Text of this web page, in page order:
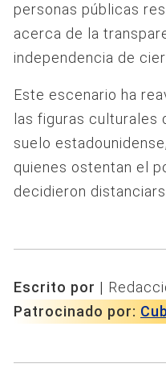
personas públicas
acerca de la
independencia de
Este escenario ha
las figuras culturales
suelo
quienes ostentan el
decidieron
Escrito por |
Patrocinado por: